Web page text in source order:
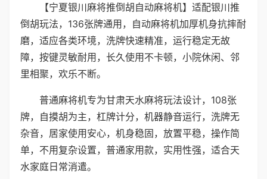
【宁夏银川麻将推倒胡自动麻将机】适配银川推
倒胡玩法，136张牌通用，自动麻将机加厚机身抗摔耐
磨，适应各类环境，洗牌快速精准，运行稳定无故
障，按键灵敏耐用，长久使用不卡顿，小院休闲、邻
里相聚，欢乐不断。
普通麻将机专为甘肃天水麻将玩法设计，108张
牌，自摸胡为主，杠牌计分，机器静音运行，洗牌无
杂音，居家使用安心，机身稳固，放置平稳，操作简
单，不用复杂设置，普通家用款，实用性强，适合天
水家庭日常消遣。